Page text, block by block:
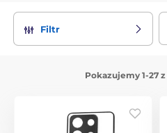
Filtr
Pokazujemy 1-27